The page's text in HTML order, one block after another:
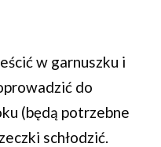
w garnuszku i
do
(będą potrzebne
schłodzić.